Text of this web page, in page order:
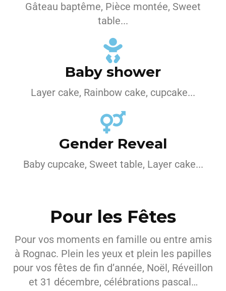
Gâteau baptême, Pièce montée, Sweet
table...
Baby shower
Layer cake, Rainbow cake, cupcake...
Gender Reveal
Baby cupcake, Sweet table, Layer cake...
Pour les Fêtes
Pour vos moments en famille ou entre amis
à Rognac. Plein les yeux et plein les papilles
pour vos fêtes de fin d’année, Noël, Réveillon
et 31 décembre, célébrations pascal…